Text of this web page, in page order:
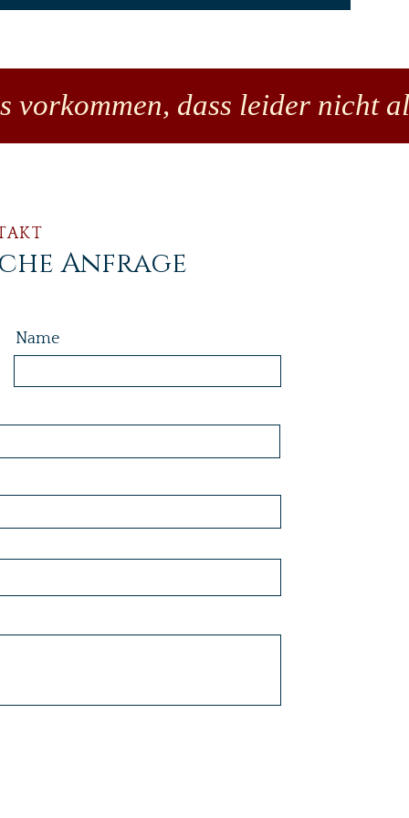
vorkommen, dass leider
Anfrage
Name